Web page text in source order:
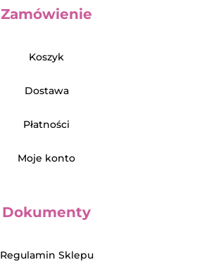
Zamówienie
Koszyk
Dostawa
Płatności
Moje konto
Dokumenty
Regulamin Sklepu